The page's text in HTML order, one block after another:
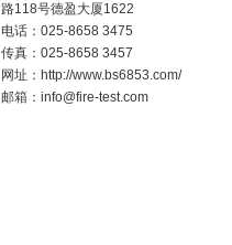
路118号德盈大厦1622
电话：025-8658 3475
传真：025-8658 3457
网址：http://www.bs6853.com/
邮箱：info@fire-test.com